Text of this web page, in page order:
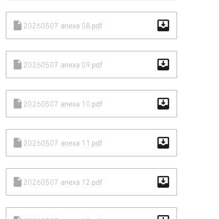
insert_drive_file 20260507 anexa 08.pdf move_to_inbox
insert_drive_file 20260507 anexa 09.pdf move_to_inbox
insert_drive_file 20260507 anexa 10.pdf move_to_inbox
insert_drive_file 20260507 anexa 11.pdf move_to_inbox
insert_drive_file 20260507 anexa 12.pdf move_to_inbox